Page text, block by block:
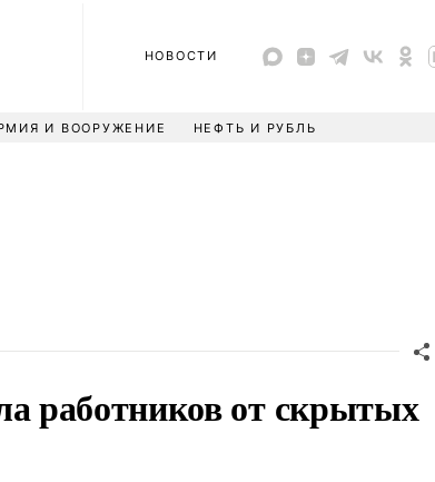
НОВОСТИ
И ВООРУЖЕНИЕ НЕФТЬ И РУБЛЬ
работников от скрытых